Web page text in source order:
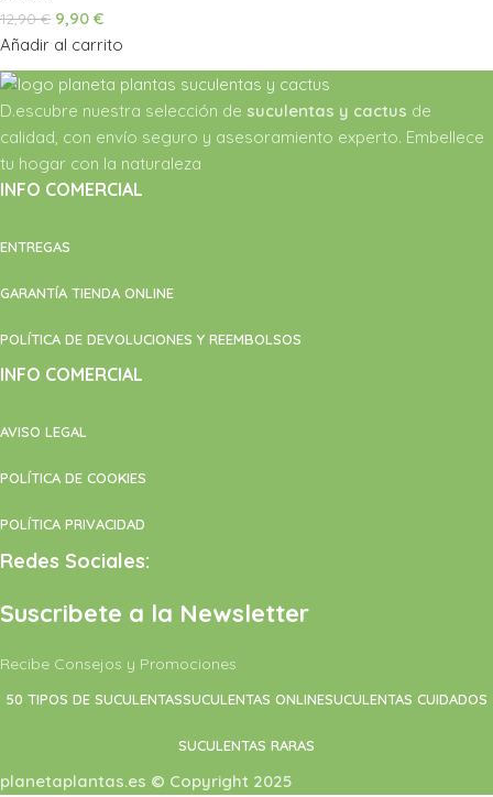
12,90€ 9,90 €
Añadir al carrito
D.escubre nuestra selección de suculentas y cactus de
calidad, con envío seguro y asesoramiento experto. Embellece
tu hogar con la naturaleza
INFO COMERCIAL
ENTREGAS
GARANTÍA TIENDA ONLINE
POLÍTICA DE DEVOLUCIONES Y REEMBOLSOS
INFO COMERCIAL
AVISO LEGAL
POLÍTICA DE COOKIES
POLÍTICA PRIVACIDAD
Redes Sociales:
Suscribete a la Newsletter
Recibe Consejos y Promociones
50 TIPOS DE SUCULENTASSUCULENTAS ONLINESUCULENTAS CUIDADOS
SUCULENTAS RARAS
planetaplantas.es © Copyright 2025